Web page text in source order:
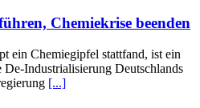
Chemiekrise beenden
ein Chemiegipfel stattfand, ist ein
Industrialisierung Deutschlands
[...]